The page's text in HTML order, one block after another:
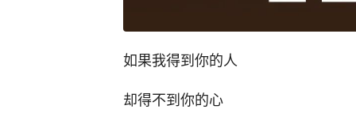
如果我得到你的人
却得不到你的心